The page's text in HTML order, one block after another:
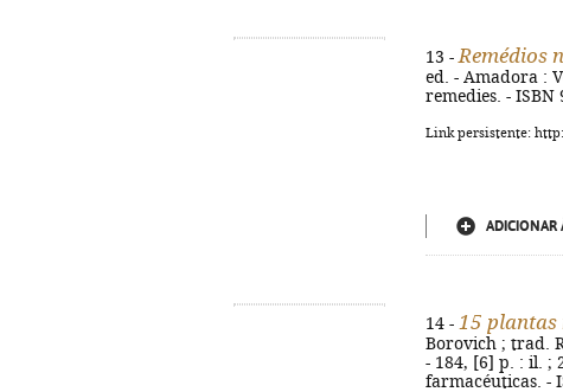
13 - Remédios
ed. - Amadora :
remedies. - ISBN
Link persistente:
ADICIONAR
14 - 15 plantas
Borovich ; trad.
- 184, [6] p. : il. ;
farmacéuticas. -